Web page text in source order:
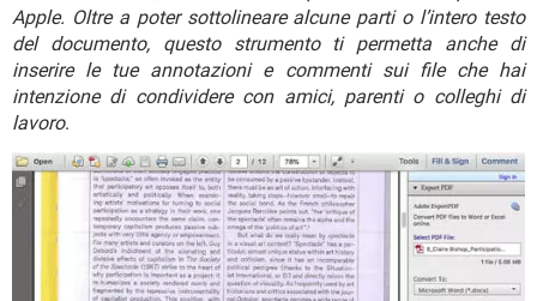
Apple. Oltre a poter sottolineare alcune parti o l’intero testo
del documento, questo strumento ti permetta anche di
inserire le tue annotazioni e commenti sui file che hai
intenzione di condividere con amici, parenti o colleghi di
lavoro.